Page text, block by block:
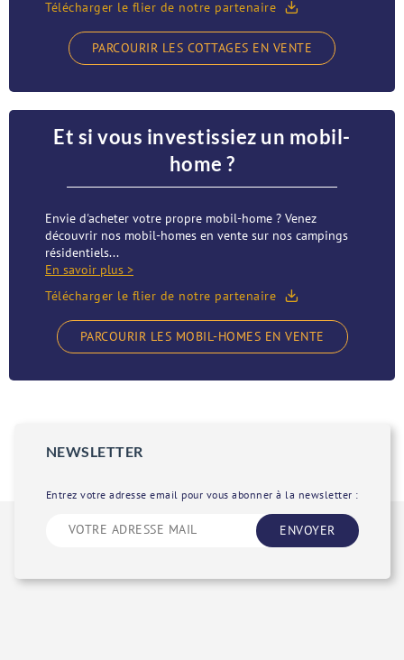
Télécharger le flier de notre partenaire
PARCOURIR LES COTTAGES EN VENTE
Et si vous investissiez un mobil-
home ?
Envie d'acheter votre propre mobil-home ? Venez
découvrir nos mobil-homes en vente sur nos campings
résidentiels...
En savoir plus >
Télécharger le flier de notre partenaire
PARCOURIR LES MOBIL-HOMES EN VENTE
NEWSLETTER
Entrez votre adresse email pour vous abonner à la newsletter :
ENVOYER